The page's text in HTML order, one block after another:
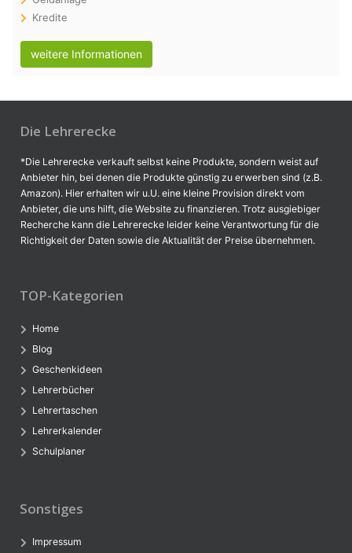
Kredite
weitere Informationen
Die Lehrerecke
*Die Lehrerecke verkauft selbst keine Produkte, sondern weist auf
Anbieter hin, bei denen die Produkte günstig zu erwerben sind (z.B.
Amazon). Hier erhalten wir u.U. eine kleine Provision direkt vom
Anbieter, die uns hilft, die Website zu finanzieren. Trotz ausgiebiger
Recherche kann die Lehrerecke leider keine Verantwortung für die
Richtigkeit der Daten sowie die Aktualität der Preise übernehmen.
TOP-Kategorien
Home
Blog
Geschenkideen
Lehrerbücher
Lehrertaschen
Lehrerkalender
Schulplaner
Sonstiges
Impressum